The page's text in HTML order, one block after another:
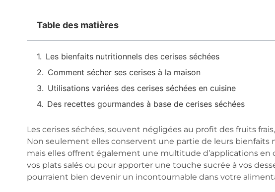
Table des matières
Les bienfaits nutritionnels des cerises séchées
Comment sécher ses cerises à la maison
Utilisations variées des cerises séchées en cuisine
Des recettes gourmandes à base de cerises séchées
Les cerises séchées, souvent négligées au profit des fruits
Non seulement elles conservent une partie de leurs bienfaits
mais elles offrent également une multitude d’applications en
vos plats salés ou pour apporter une touche sucrée à vos
pourraient bien devenir un incontournable dans votre